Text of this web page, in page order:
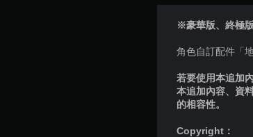
※豪華版、終極
角色自訂配件「
若要使用本追加
本追加內容、資
的相容性。
Copyright：